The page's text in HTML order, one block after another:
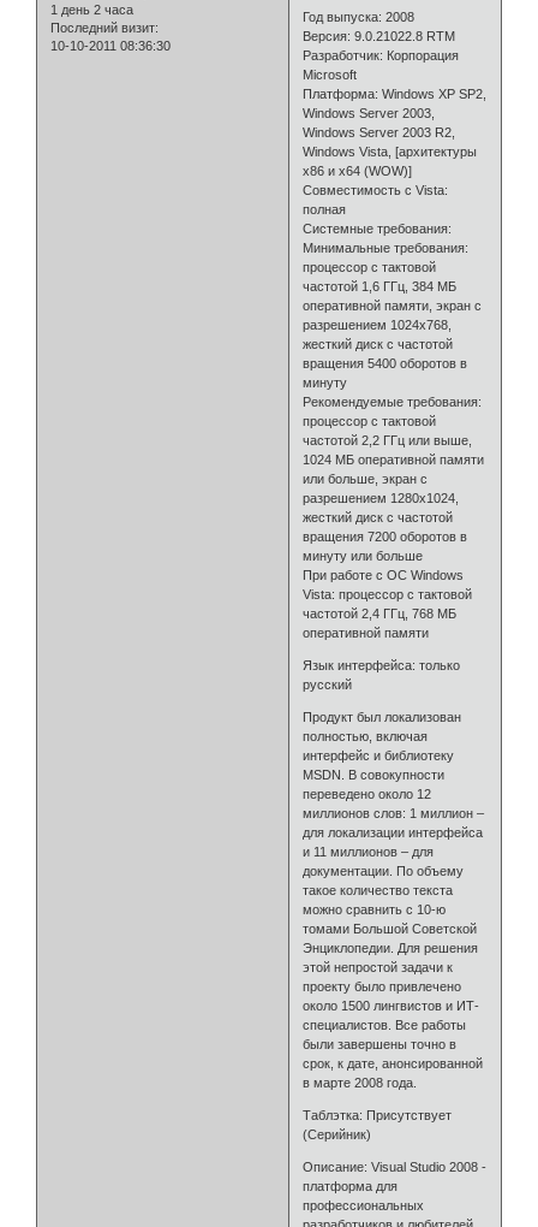
1 день 2 часа
Последний визит:
10-10-2011 08:36:30
Год выпуска: 2008
Версия: 9.0.21022.8 RTM
Разработчик: Корпорация
Microsoft
Платформа: Windows XP SP2,
Windows Server 2003,
Windows Server 2003 R2,
Windows Vista, [архитектуры
x86 и x64 (WOW)]
Совместимость с Vista:
полная
Системные требования:
Минимальные требования:
процессор с тактовой
частотой 1,6 ГГц, 384 МБ
оперативной памяти, экран с
разрешением 1024x768,
жесткий диск с частотой
вращения 5400 оборотов в
минуту
Рекомендуемые требования:
процессор с тактовой
частотой 2,2 ГГц или выше,
1024 МБ оперативной памяти
или больше, экран с
разрешением 1280x1024,
жесткий диск с частотой
вращения 7200 оборотов в
минуту или больше
При работе с ОС Windows
Vista: процессор с тактовой
частотой 2,4 ГГц, 768 МБ
оперативной памяти
Язык интерфейса: только
русский
Продукт был локализован
полностью, включая
интерфейс и библиотеку
MSDN. В совокупности
переведено около 12
миллионов слов: 1 миллион –
для локализации интерфейса
и 11 миллионов – для
документации. По объему
такое количество текста
можно сравнить с 10-ю
томами Большой Советской
Энциклопедии. Для решения
этой непростой задачи к
проекту было привлечено
около 1500 лингвистов и ИТ-
специалистов. Все работы
были завершены точно в
срок, к дате, анонсированной
в марте 2008 года.
Таблэтка: Присутствует
(Серийник)
Описание: Visual Studio 2008 -
платформа для
профессиональных